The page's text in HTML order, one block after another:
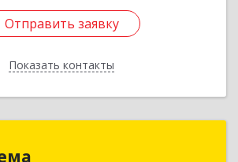
Отправить заявку
Показать контакты
Отправить заявку
Назад